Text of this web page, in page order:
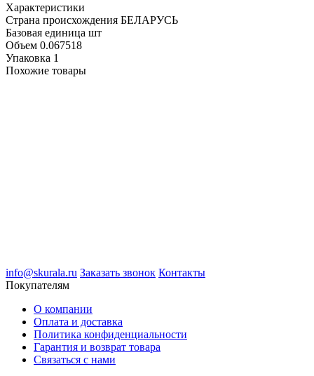
Характеристики
Cтрана происхождения БЕЛАРУСЬ
Базовая единица шт
Объем 0.067518
Упаковка 1
Похожие товары
info@skurala.ru Заказать звонок Контакты
Покупателям
О компании
Оплата и доставка
Политика конфиденциальности
Гарантия и возврат товара
Связаться с нами